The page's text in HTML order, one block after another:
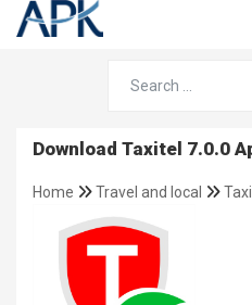
Download Taxitel 7.0.0
Home Travel and local